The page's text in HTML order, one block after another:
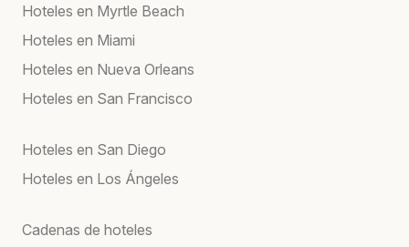
Hoteles en Myrtle Beach
Hoteles en Miami
Hoteles en Nueva Orleans
Hoteles en San Francisco
Hoteles en San Diego
Hoteles en Los Ángeles
Cadenas de hoteles